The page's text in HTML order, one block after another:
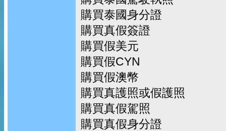
購買泰國身分證
購買真假簽證
購買假美元
購買假CYN
購買假澳幣
購買真護照或假護照
購買真假駕照
購買真假身分證